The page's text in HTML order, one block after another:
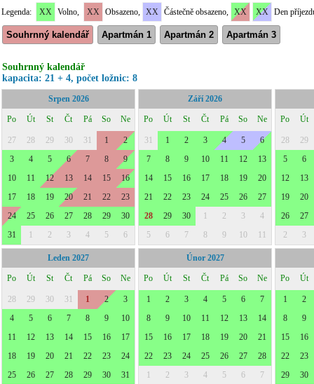
Legenda: XX Volno, XX Obsazeno, XX Částečně obsazeno, XX XX Den
Souhrnný kalendář Apartmán 1 Apartmán 2 Apartmán 3
Souhrnný kalendář
kapacita: 21 + 4, počet ložnic: 8
Srpen 2026
Po Út St Čt Pá So Ne
27 28 29 30 31 1
2
3
4 5 6 7 8
9
10
11 12 13 14 15
16
17
18 19 20 21 22
23
24
25 26 27 28 29
30
31
1 2 3 4 5 6
Září 2026
Po Út St Čt Pá So Ne
31 1 2 3 4 5
6
7
8 9 10 11 12
13
14
15 16 17 18 19
20
21
22 23 24 25 26
27
28
29 30 1 2 3
4
5
6 7 8 9 10 11
Po Út
28
29
5
6
12
13
19
20
26
27
2
3
Leden 2027
Po Út St Čt Pá So Ne
28 29 30 31 1 2
3
4
5 6 7 8 9
10
11
12 13 14 15 16
17
18
19 20 21 22 23
24
25
26 27 28 29 30
31
Únor 2027
Po Út St Čt Pá So Ne
1 2 3 4 5 6
7
8
9 10 11 12 13
14
15
16 17 18 19 20
21
22
23 24 25 26 27
28
1
2 3 4 5 6
7
Po Út
1
2
8
9
15
16
22
23
29
30